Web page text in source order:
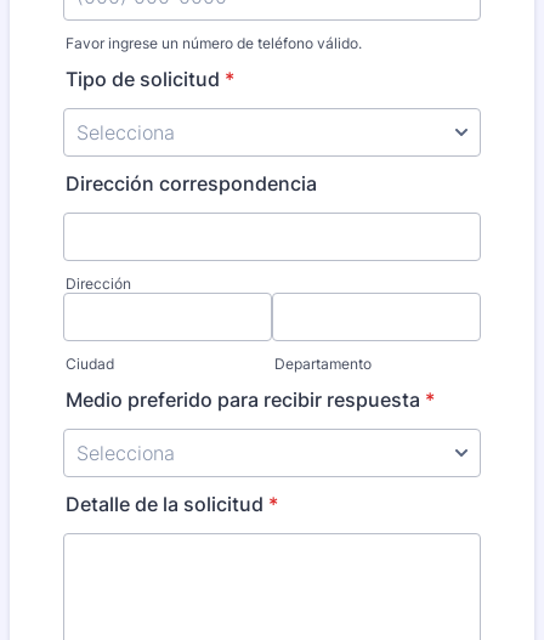
Favor ingrese un número de teléfono válido.
Tipo de solicitud *
Dirección correspondencia
Dirección
Ciudad Departamento
Medio preferido para recibir respuesta *
Detalle de la solicitud *